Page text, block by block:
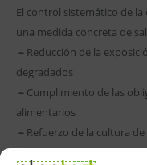
El control sistemático de
una medida concreta de
– Reducción de la
degradados
– Cumplimiento de las
alimentarios
– Refuerzo de la cultura
–Protección activa del